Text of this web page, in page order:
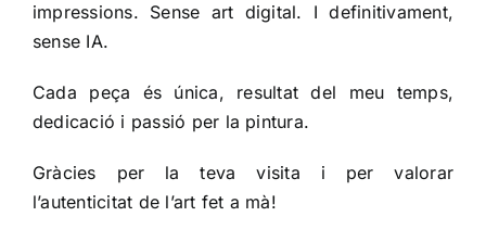
impressions. Sense art digital. I definitivament,
sense IA.
Cada peça és única, resultat del meu temps,
dedicació i passió per la pintura.
Gràcies per la teva visita i per valorar
l’autenticitat de l’art fet a mà!